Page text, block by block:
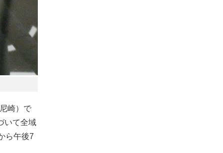
崎）で
いて全域
ら午後7